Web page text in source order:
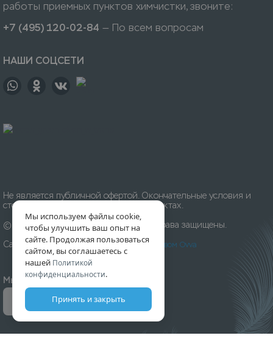
Мы используем файлы cookie,
чтобы улучшить ваш опыт на
сайте. Продолжая пользоваться
сайтом, вы соглашаетесь с
нашей Политикой
конфиденциальности.
Принять и закрыть
работы приемных пунктов химчистки, звоните:
+7 (495) 120-02-84 — По всем вопросам
НАШИ СОЦСЕТИ
Не является публичной офертой. Окончательные условия и
стоимость уточняйте на приёмных пунктах.
© 1996-2026Химчистка «Леда». Все права защищены.
Сайт разработан и создан Digital-агентством Ovva
Мы принимаем к оплате: